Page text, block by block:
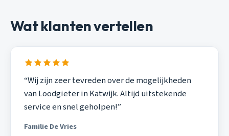
Wat klanten vertellen
“Wij zijn zeer tevreden over de mogelijkheden
van Loodgieter in Katwijk. Altijd uitstekende
service en snel geholpen!”
Familie De Vries